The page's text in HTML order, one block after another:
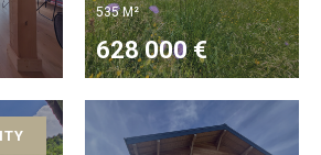
535 M²
628 000 €